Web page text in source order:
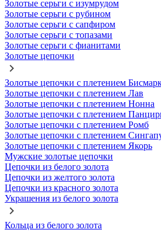
Золотые серьги с изумрудом
Золотые серьги с рубином
Золотые серьги с сапфиром
Золотые серьги с топазами
Золотые серьги с фианитами
Золотые цепочки
Золотые цепочки с плетением
Золотые цепочки с плетением Лав
Золотые цепочки с плетением Нонна
Золотые цепочки с плетением
Золотые цепочки с плетением Ромб
Золотые цепочки с плетением
Золотые цепочки с плетением Якорь
Мужские золотые цепочки
Цепочки из белого золота
Цепочки из желтого золота
Цепочки из красного золота
Украшения из белого золота
Кольца из белого золота